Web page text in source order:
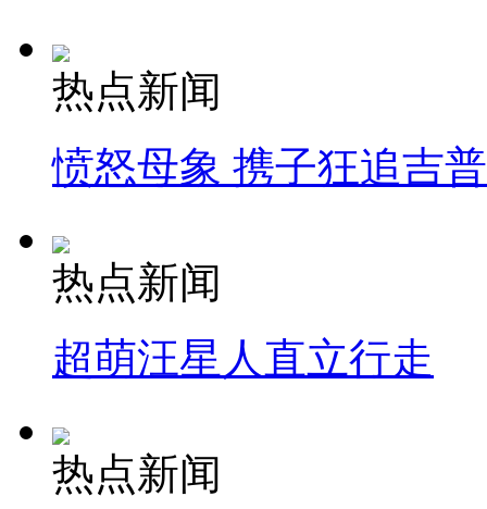
热点新闻
愤怒母象 携子狂追吉
热点新闻
超萌汪星人直立行走
热点新闻